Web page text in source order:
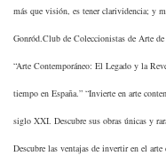
más que visión, es tener clarividencia; y
Gonród.Club de Coleccionistas de Arte
“Arte Contemporáneo: El Legado y la
tiempo en España.” “Invierte en arte
siglo XXI. Descubre sus obras únicas y
Descubre las ventajas de invertir en el